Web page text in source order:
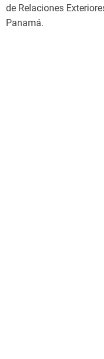
de Relaciones
Panamá.